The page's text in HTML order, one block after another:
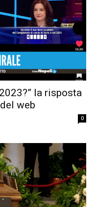
la risposta
web
0